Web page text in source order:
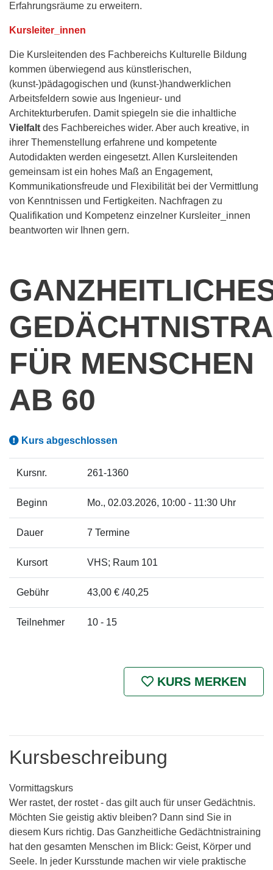
Erfahrungsräume zu erweitern.
Kursleiter_innen
Die Kursleitenden des Fachbereichs Kulturelle Bildung
kommen überwiegend aus künstlerischen,
(kunst-)pädagogischen und (kunst-)handwerklichen
Arbeitsfeldern sowie aus Ingenieur- und
Architekturberufen. Damit spiegeln sie die inhaltliche
Vielfalt des Fachbereiches wider. Aber auch kreative, in
ihrer Themenstellung erfahrene und kompetente
Autodidakten werden eingesetzt. Allen Kursleitenden
gemeinsam ist ein hohes Maß an Engagement,
Kommunikationsfreude und Flexibilität bei der Vermittlung
von Kenntnissen und Fertigkeiten. Nachfragen zu
Qualifikation und Kompetenz einzelner Kursleiter_innen
beantworten wir Ihnen gern.
FÜR MENSCHEN
AB 60
Kurs abgeschlossen
Kursnr. 261-1360
Beginn Mo., 02.03.2026, 10:00 - 11:30 Uhr
Dauer 7 Termine
Kursort VHS; Raum 101
Gebühr 43,00 € /40,25
Teilnehmer 10 - 15
KURS MERKEN
Kursbeschreibung
Vormittagskurs
Wer rastet, der rostet - das gilt auch für unser Gedächtnis.
Möchten Sie geistig aktiv bleiben? Dann sind Sie in
diesem Kurs richtig. Das Ganzheitliche Gedächtnistraining
hat den gesamten Menschen im Blick: Geist, Körper und
Seele. In jeder Kursstunde machen wir viele praktische